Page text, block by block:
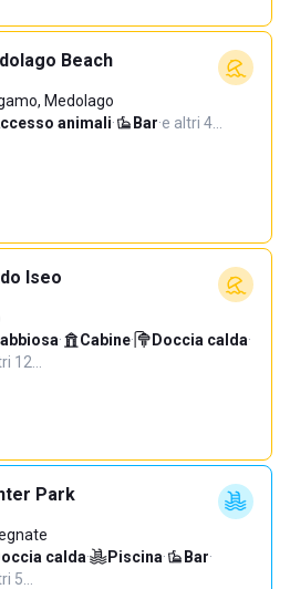
Beach
Medolago
animali· Bar·e altri 4…
Iseo
· Cabine· Doccia calda·
12…
Park
calda· Piscina· Bar·
5…